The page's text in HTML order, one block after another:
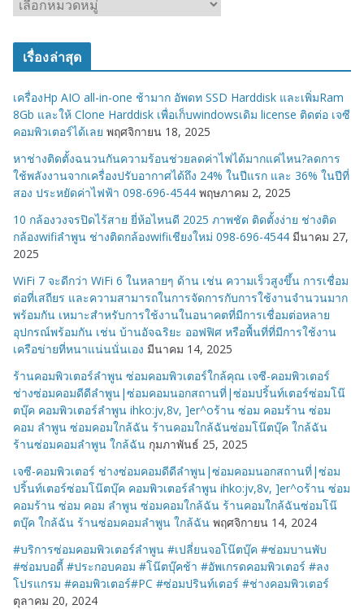
ม
ว
มู่
เรื่องล่าสุด
เครื่องHp AIO all-in-one ช้ามาก อัพดท SSD Harddisk และเพิ่มRam
8Gb และให้ Clone Harddisk เพื่อเก็บwindowsเดิม license ติดต่อ เจซี
คอมพิวเตอร์ได้เลย พฤศจิกายน 18, 2025
หาช่างติดตั้งฉนวนกันความร้อนช่วยลดค่าไฟได้มากแค่ไหน?ลดการ
ใช้พลังงานจากเครื่องปรับอากาศได้ถึง 24% ในปีแรก และ 36% ในปีที่
สอง ประหยัดค่าไฟฟ้า 098-696-4544 พฤษภาคม 2, 2025
10 กล้องวงจรปิดไร้สาย ยี่ห้อไหนดี 2025 ภาพชัด ติดตั้งง่าย ช่างติด
กล้องwifiลำพูน ช่างติดกล้องwifiเชียงใหม่ 098-696-4544 มีนาคม 27,
2025
WiFi 7 จะดีกว่า WiFi 6 ในหลายๆ ด้าน เช่น ความเร็วสูงขึ้น การเชื่อม
ต่อที่เสถียร และความสามารถในการจัดการกับการใช้งานจำนวนมาก
พร้อมกัน เหมาะสำหรับการใช้งานในอนาคตที่มีการเชื่อมต่อหลาย
อุปกรณ์พร้อมกัน เช่น บ้านอัจฉริยะ ออฟฟิศ หรือพื้นที่ที่มีการใช้งาน
เครือข่ายที่หนาแน่นนั่นเอง มีนาคม 14, 2025
ร้านคอมพิวเตอร์ลำพูน ซ่อมคอมพิวเตอร์ใกล้คุณ เจซี-คอมพิวเตอร์
ช่างซ่อมคอมดีดีลำพูน|ซ่อมคอมนอกสถานที่|ซ่อมปริ้นท์เตอร์ซ่อมโน๊
ตบุ๊ค คอมพิวเตอร์ลำพูน ihko:jv,8v, ]er^oร้าน ซ่อม คอมร้าน ซ่อม
คอม ลำพูน ซ่อมคอมใกล้ฉัน ร้านคอมใกล้ฉันซ่อมโน๊ตบุ๊ค ใกล้ฉัน
ร้านซ่อมคอมลำพูน ใกล้ฉัน กุมภาพันธ์ 25, 2025
เจซี-คอมพิวเตอร์ ช่างซ่อมคอมดีดีลำพูน|ซ่อมคอมนอกสถานที่|ซ่อม
ปริ้นท์เตอร์ซ่อมโน๊ตบุ๊ค คอมพิวเตอร์ลำพูน ihko:jv,8v, ]er^oร้าน ซ่อม
คอมร้าน ซ่อม คอม ลำพูน ซ่อมคอมใกล้ฉัน ร้านคอมใกล้ฉันซ่อมโน๊
ตบุ๊ค ใกล้ฉัน ร้านซ่อมคอมลำพูน ใกล้ฉัน พฤศจิกายน 14, 2024
#บริการซ่อมคอมพิวเตอร์ลำพูน #เปลี่ยนจอโน๊ตบุ๊ค #ซ่อมบานพับ
#ซ่อมบอดี้ #ประกอบคอม #โน๊ตบุ๊คช้า #อัพเกรดคอมพิวเตอร์ #ลง
โปรแกรม #คอมพิวเตอร์#PC #ซ่อมปรินท์เตอร์ #ช่างคอมพิวเตอร์
ตุลาคม 20, 2024